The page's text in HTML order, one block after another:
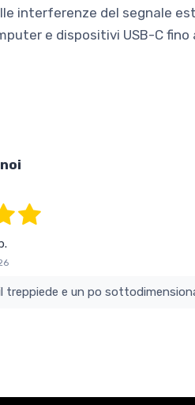
interferenze del segnale
e dispositivi USB-C fino
mentre il treppiede e un po